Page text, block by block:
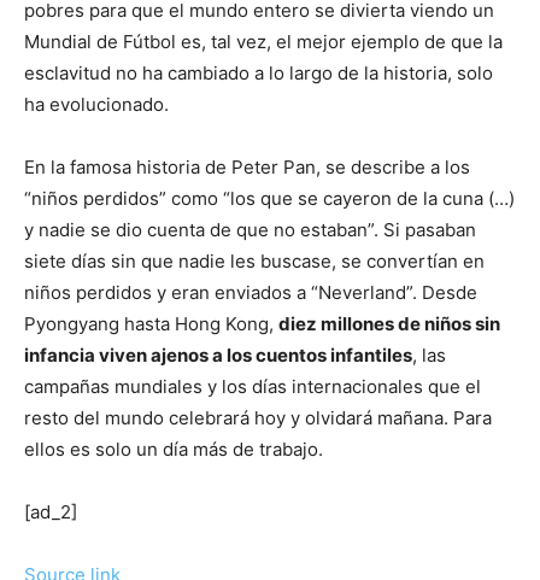
pobres para que el mundo entero se divierta viendo un
Mundial de Fútbol es, tal vez, el mejor ejemplo de que la
esclavitud no ha cambiado a lo largo de la historia, solo
ha evolucionado.
En la famosa historia de Peter Pan, se describe a los
“niños perdidos” como “los que se cayeron de la cuna (…)
y nadie se dio cuenta de que no estaban”. Si pasaban
siete días sin que nadie les buscase, se convertían en
niños perdidos y eran enviados a “Neverland”. Desde
Pyongyang hasta Hong Kong, diez millones de niños sin
infancia viven ajenos a los cuentos infantiles, las
campañas mundiales y los días internacionales que el
resto del mundo celebrará hoy y olvidará mañana. Para
ellos es solo un día más de trabajo.
[ad_2]
Source link